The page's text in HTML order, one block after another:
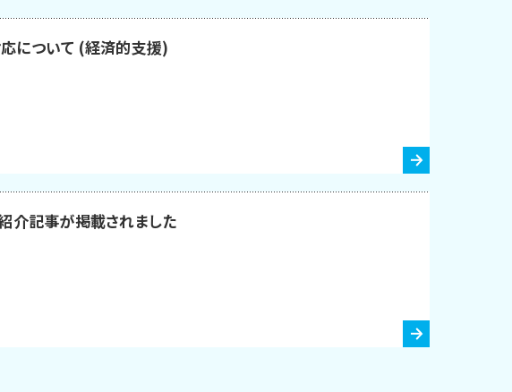
について (経済的支援)
介記事が掲載されました